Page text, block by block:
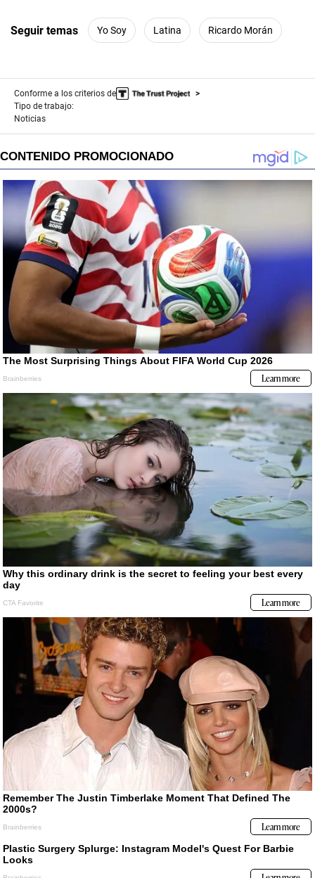
Seguir temas Yo Soy Latina Ricardo Morán
Conforme a los criterios de
Tipo de trabajo:
Noticias